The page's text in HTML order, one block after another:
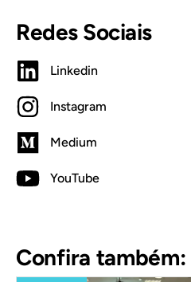
Redes Sociais
Linkedin
Instagram
Medium
YouTube
Confira também: